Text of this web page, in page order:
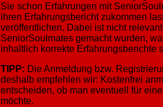
Sie schon Erfahrungen mit
ihren Erfahrungsbericht zukommen
veröffentlichen. Dabei ist nicht
SeniorSoulmates gemacht wurden,
inhaltlich korrekte Erfahrungsberichte
TIPP: Die Anmeldung bzw.
deshalb empfehlen wir: Kostenfrei
entscheiden, ob man eventuell für
möchte.